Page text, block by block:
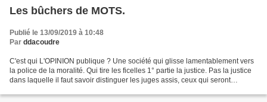
Les bûchers de MOTS.
Publié le 13/09/2019 à 10:48
Par ddacoudre
C'est qui L'OPINION publique ? Une société qui glisse lamentablement vers
la police de la moralité. Qui tire les ficelles 1° partie la justice. Pas la justice
dans laquelle il faut savoir distinguer les juges assis, ceux qui seront